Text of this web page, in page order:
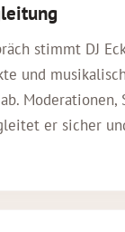
stimmt DJ
und
Moderationen,
er sicher